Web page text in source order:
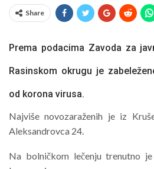
Share
Prema podacima Zavoda za
Rasinskom okrugu je
od korona virusa.
Najviše novozaraženih je iz
Aleksandrovca 24.
Na bolničkom lečenju trenutno